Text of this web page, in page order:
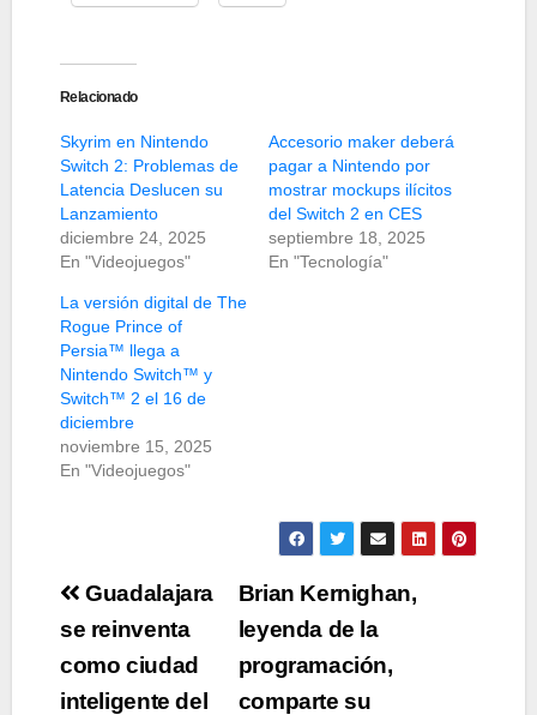
Relacionado
Skyrim en Nintendo
Switch 2: Problemas de
Latencia Deslucen su
Lanzamiento
diciembre 24, 2025
En "Videojuegos"
Accesorio maker deberá
pagar a Nintendo por
mostrar mockups ilícitos
del Switch 2 en CES
septiembre 18, 2025
En "Tecnología"
La versión digital de The
Rogue Prince of
Persia™ llega a
Nintendo Switch™ y
Switch™ 2 el 16 de
diciembre
noviembre 15, 2025
En "Videojuegos"
Navegación
de
entradas
Brian Kernighan,
leyenda de la
programación,
comparte su
Guadalajara
se reinventa
como ciudad
inteligente del